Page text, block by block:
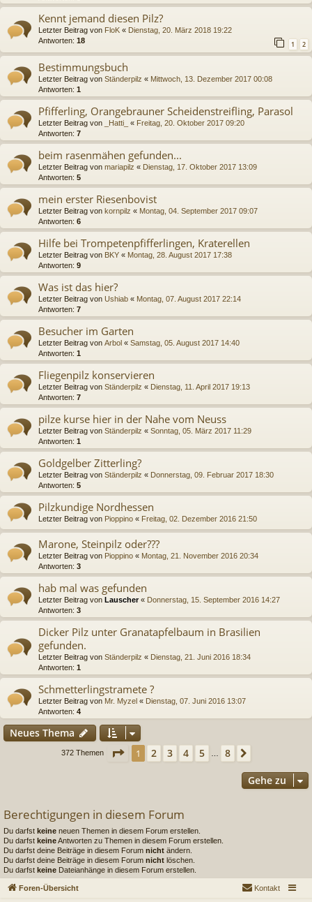
Kennt jemand diesen Pilz?
Letzter Beitrag von FloK « Dienstag, 20. März 2018 19:22
Antworten: 18 1 2
Bestimmungsbuch
Letzter Beitrag von Ständerpilz « Mittwoch, 13. Dezember 2017 00:08
Antworten: 1
Pfifferling, Orangebrauner Scheidenstreifling, Parasol
Letzter Beitrag von _Hatti_ « Freitag, 20. Oktober 2017 09:20
Antworten: 7
beim rasenmähen gefunden...
Letzter Beitrag von mariapilz « Dienstag, 17. Oktober 2017 13:09
Antworten: 5
mein erster Riesenbovist
Letzter Beitrag von kornpilz « Montag, 04. September 2017 09:07
Antworten: 6
Hilfe bei Trompetenpfifferlingen, Kraterellen
Letzter Beitrag von BKY « Montag, 28. August 2017 17:38
Antworten: 9
Was ist das hier?
Letzter Beitrag von Ushiab « Montag, 07. August 2017 22:14
Antworten: 7
Besucher im Garten
Letzter Beitrag von Arbol « Samstag, 05. August 2017 14:40
Antworten: 1
Fliegenpilz konservieren
Letzter Beitrag von Ständerpilz « Dienstag, 11. April 2017 19:13
Antworten: 7
pilze kurse hier in der Nahe vom Neuss
Letzter Beitrag von Ständerpilz « Sonntag, 05. März 2017 11:29
Antworten: 1
Goldgelber Zitterling?
Letzter Beitrag von Ständerpilz « Donnerstag, 09. Februar 2017 18:30
Antworten: 5
Pilzkundige Nordhessen
Letzter Beitrag von Pioppino « Freitag, 02. Dezember 2016 21:50
Marone, Steinpilz oder???
Letzter Beitrag von Pioppino « Montag, 21. November 2016 20:34
Antworten: 3
hab mal was gefunden
Letzter Beitrag von Lauscher« Donnerstag, 15. September 2016 14:27
Antworten: 3
Dicker Pilz unter Granatapfelbaum in Brasilien
gefunden.
Letzter Beitrag von Ständerpilz « Dienstag, 21. Juni 2016 18:34
Antworten: 1
Schmetterlingstramete ?
Letzter Beitrag von Mr. Myzel « Dienstag, 07. Juni 2016 13:07
Antworten: 4
Neues Thema
372 Themen Seite 1 von 8
1 2 3 4 5 8
Gehe zu
Berechtigungen in diesem Forum
Du darfst keine neuen Themen in diesem Forum erstellen.
Du darfst keineAntworten zu Themen in diesem Forum erstellen.
Du darfst deine Beiträge in diesem Forum nicht ändern.
Du darfst deine Beiträge in diesem Forum nicht löschen.
Du darfst keine Dateianhänge in diesem Forum erstellen.
Foren-Übersicht Kontakt